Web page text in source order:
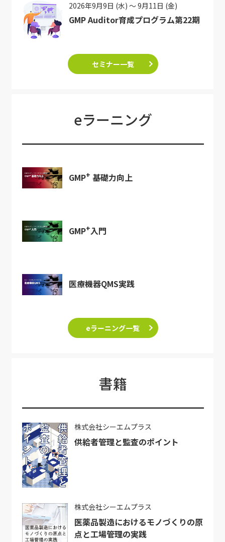
2026年9月9日 (水) ～ 9月11日 (金)
GMP Auditor育成プログラム第22期
セミナー一覧
eラーニング
GMP+ 基礎力向上
GMP+入門
医療機器QMS実践
eラーニング一覧
書籍
株式会社シーエムプラス
供給者管理と監査のポイント
株式会社シーエムプラス
医薬品製造におけるモノづくりの原
点と工場管理の実践